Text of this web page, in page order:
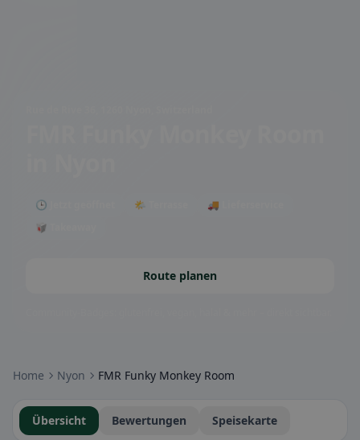
🕒 Jetzt geöffnet 🌤 Terrasse
🚚 Lieferservice
🥡 Takeaway
Route planen
Home Nyon FMR Funky Monkey Room
Übersicht Bewertungen Speisekarte